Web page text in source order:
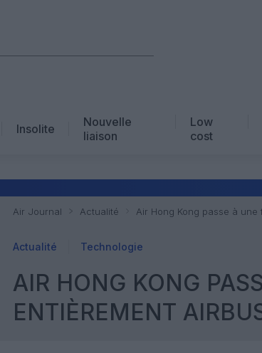
Insolite
Nouvelle
liaison
Low
cost
Air Journal Actualité Air Hong Kong passe à
Actualité Technologie
AIR HONG KONG
ENTIÈREMENT